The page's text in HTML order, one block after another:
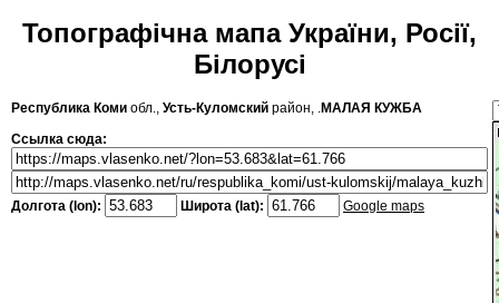
Топографічна мапа України, Росії,
Білорусі
Республика Коми обл., Усть-Куломский район, .МАЛАЯ КУЖБА
Ссылка сюда:
Долгота (lon): Широта (lat): Google maps